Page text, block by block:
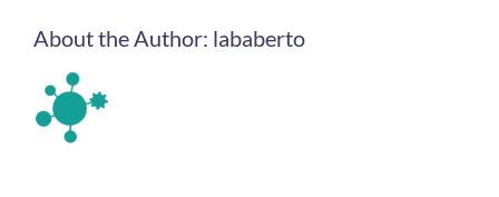
About the Author: lababerto